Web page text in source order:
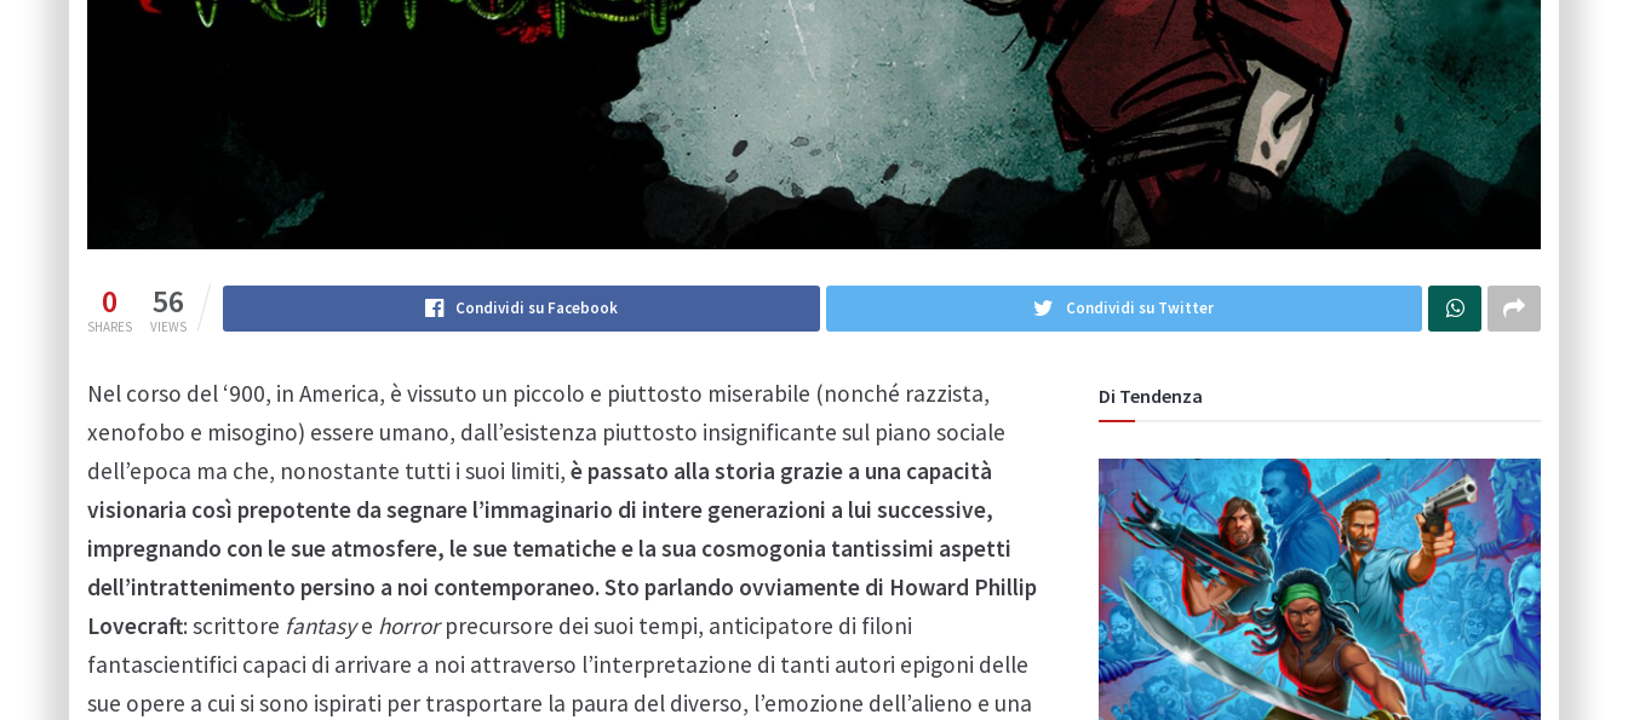
0
SHARES
56
VIEWS
Condividi su Facebook Condividi su Twitter
Nel corso del ‘900, in America, è vissuto un piccolo e piuttosto miserabile (nonché razzista,
xenofobo e misogino) essere umano, dall’esistenza piuttosto insignificante sul piano sociale
dell’epoca ma che, nonostante tutti i suoi limiti, è passato alla storia grazie a una capacità
visionaria così prepotente da segnare l’immaginario di intere generazioni a lui successive,
impregnando con le sue atmosfere, le sue tematiche e la sua cosmogonia tantissimi aspetti
dell’intrattenimento persino a noi contemporaneo. Sto parlando ovviamente di Howard Phillip
Lovecraft: scrittore fantasye horrorprecursore dei suoi tempi, anticipatore di filoni
fantascientifici capaci di arrivare a noi attraverso l’interpretazione di tanti autori epigoni delle
sue opere a cui si sono ispirati per trasportare la paura del diverso, l’emozione dell’alieno e una
Di Tendenza